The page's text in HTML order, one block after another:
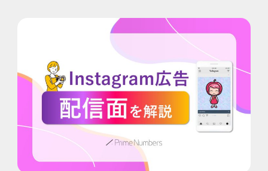
各種ご相談 資料ダウンロード
セミナー申し込み